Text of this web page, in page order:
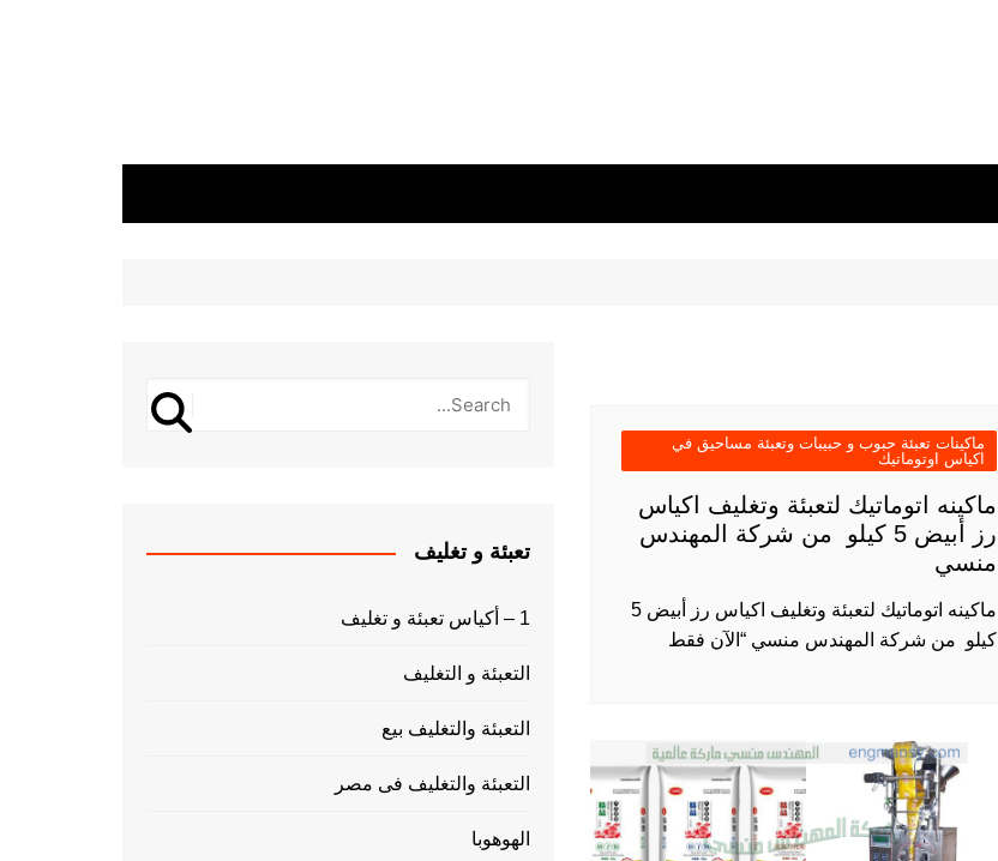
ماكينات تعبئة حبوب و حبيبات وتعبئة مساحيق في
اكياس اوتوماتيك
ماكينه اتوماتيك لتعبئة وتغليف اكياس
رز أبيض 5 كيلو من شركة المهندس
منسي
ماكينه اتوماتيك لتعبئة وتغليف اكياس رز أبيض 5
كيلو من شركة المهندس منسي “الآن فقط
تعبئة و تغليف
1 – أكياس تعبئة و تغليف
التعبئة و التغليف
التعبئة والتغليف بيع
التعبئة والتغليف فى مصر
الهوهوبا